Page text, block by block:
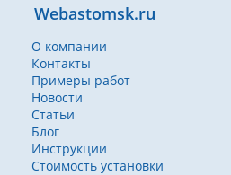
Webastomsk.ru
О компании
Контакты
Примеры работ
Новости
Статьи
Блог
Инструкции
Стоимость установки